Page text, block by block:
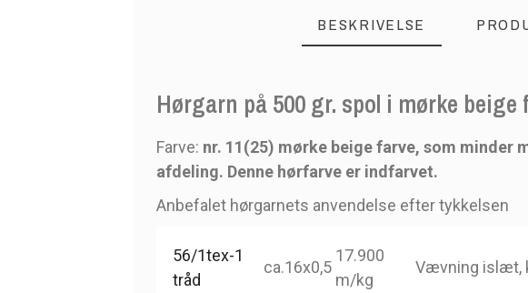
BESKRIVELSE
Hørgarn på 500 gr. spol i mørke beige
Farve: nr. 11(25) mørke beige farve, som minder
afdeling. Denne hørfarve er indfarvet.
Anbefalet hørgarnets anvendelse efter tykkelsen
56/1tex-1
tråd
ca.16x0,5
17.900
m/kg
Vævning islæt,